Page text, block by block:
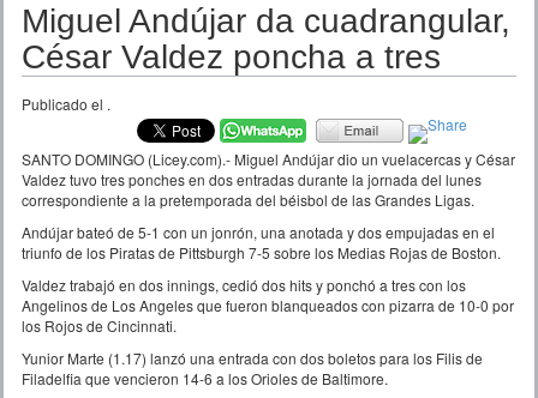
TEMPORADAS
Miguel Andújar da cuadrangular,
César Valdez poncha a tres
Publicado el .
SANTO DOMINGO (Licey.com).- Miguel Andújar dio un vuelacercas y César
Valdez tuvo tres ponches en dos entradas durante la jornada del lunes
correspondiente a la pretemporada del béisbol de las Grandes Ligas.
Andújar bateó de 5-1 con un jonrón, una anotada y dos empujadas en el
triunfo de los Piratas de Pittsburgh 7-5 sobre los Medias Rojas de Boston.
Valdez trabajó en dos innings, cedió dos hits y ponchó a tres con los
Angelinos de Los Angeles que fueron blanqueados con pizarra de 10-0 por
los Rojos de Cincinnati.
Yunior Marte (1.17) lanzó una entrada con dos boletos para los Filis de
Filadelfia que vencieron 14-6 a los Orioles de Baltimore.